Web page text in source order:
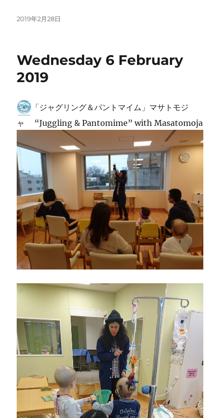
投
2019年2月28日
Wednesday 6 February
2019
「ジャグリング＆パントマイム」マサトモジ
ャ “Juggling & Pantomime” with Masatomoja